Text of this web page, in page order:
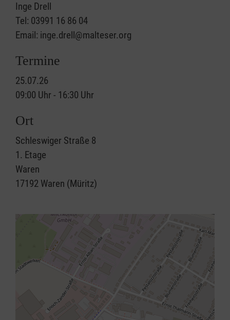
Inge Drell
Tel: 03991 16 86 04
Email: inge.drell@malteser.org
Termine
25.07.26
09:00 Uhr - 16:30 Uhr
Ort
Schleswiger Straße 8
1. Etage
Waren
17192 Waren (Müritz)